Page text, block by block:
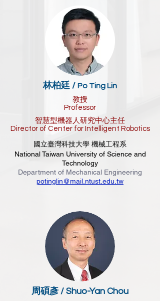
林柏廷 / Po Ting Lin
教授
Professor
智慧型機器人研究中心主任
Director of Center for Intelligent Robotics
國立臺灣科技大學 機械工程系
National Taiwan University of Science and
Technology
Department of Mechanical Engineering
potinglin@mail.ntust.edu.tw
周碩彥 / Shuo-Yan Chou